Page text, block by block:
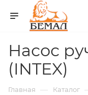
Насос
(INTEX)
Главная — Каталог